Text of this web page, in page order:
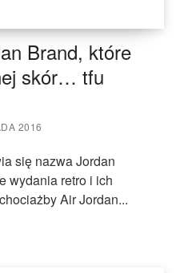
Brand, które
skór… tfu
2016
się nazwa Jordan
wydania retro i ich
Air Jordan...